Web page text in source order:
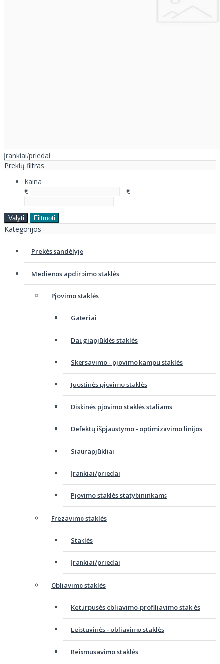
Įrankiai/priedai
Prekių filtras
Kaina
€
- €
Valyti Filtruoti
Kategorijos
Prekės sandėlyje
Medienos apdirbimo staklės
Pjovimo staklės
Gateriai
Daugiapjūklės staklės
Skersavimo - pjovimo kampu staklės
Juostinės pjovimo staklės
Diskinės pjovimo staklės staliams
Defektų išpjaustymo - optimizavimo linijos
Siaurapjūkliai
Įrankiai/priedai
Pjovimo staklės statybininkams
Frezavimo staklės
Staklės
Įrankiai/priedai
Obliavimo staklės
Keturpusės obliavimo-profiliavimo staklės
Leistuvinės - obliavimo staklės
Reismusavimo staklės